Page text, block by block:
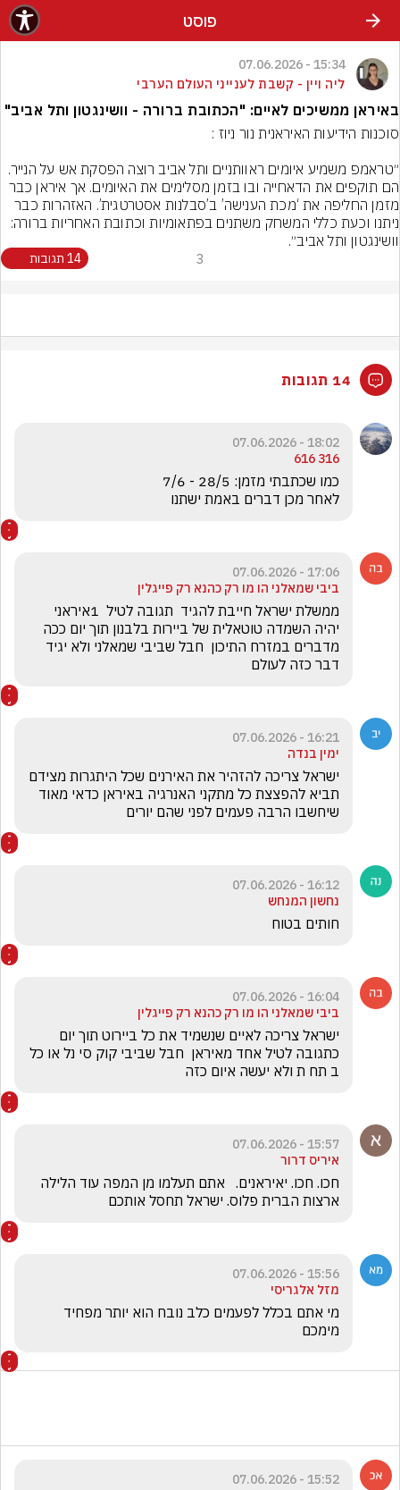
פוסט
15:34 - 07.06.2026
ליה ויין - קשבת לענייני העולם הערבי
באיראן ממשיכים לאיים: "הכתובת ברורה - וושינגטון ותל אביב"
מזמן החליפה את ‘מכת הענישה’ ב’סבלנות אסטרטגית’. האזהרות כבר
וושינגטון ותל אביב״.
3 14 תגובות
14 תגובות
18:02 - 07.06.2026
316 616
לאחר מכן דברים באמת ישתנו
17:06 - 07.06.2026
ביבי שמאלני הו מו רק כהנא רק פייגלין
דבר כזה לעולם
16:21 - 07.06.2026
ימין בנדה
שיחשבו הרבה פעמים לפני שהם יורים
16:12 - 07.06.2026
נחשון המנחש
חותים בטוח
16:04 - 07.06.2026
ביבי שמאלני הו מו רק כהנא רק פייגלין
ב תח ת ולא יעשה איום כזה
15:57 - 07.06.2026
איריס דרור
ארצות הברית פלוס. ישראל תחסל אותכם
15:56 - 07.06.2026
מזל אלגריסי
מימכם
15:52 - 07.06.2026